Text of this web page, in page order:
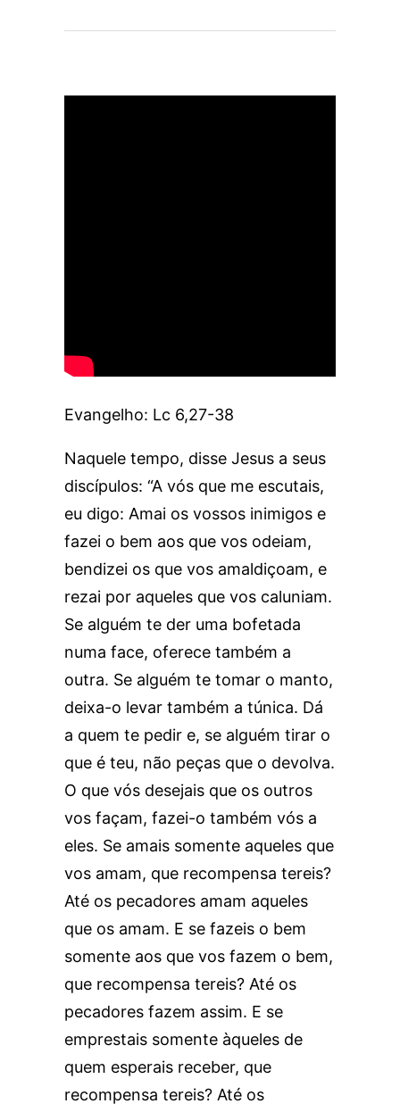
Evangelho: Lc 6,27-38
Naquele tempo, disse Jesus a seus
discípulos: “A vós que me escutais,
eu digo: Amai os vossos inimigos e
fazei o bem aos que vos odeiam,
bendizei os que vos amaldiçoam, e
rezai por aqueles que vos caluniam.
Se alguém te der uma bofetada
numa face, oferece também a
outra. Se alguém te tomar o manto,
deixa-o levar também a túnica. Dá
a quem te pedir e, se alguém tirar o
que é teu, não peças que o devolva.
O que vós desejais que os outros
vos façam, fazei-o também vós a
eles. Se amais somente aqueles que
vos amam, que recompensa tereis?
Até os pecadores amam aqueles
que os amam. E se fazeis o bem
somente aos que vos fazem o bem,
que recompensa tereis? Até os
pecadores fazem assim. E se
emprestais somente àqueles de
quem esperais receber, que
recompensa tereis? Até os